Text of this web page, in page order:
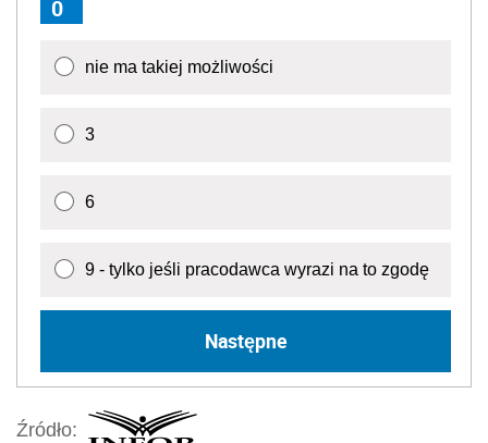
0
nie ma takiej możliwości
3
6
9 - tylko jeśli pracodawca wyrazi na to zgodę
Następne
Źródło: